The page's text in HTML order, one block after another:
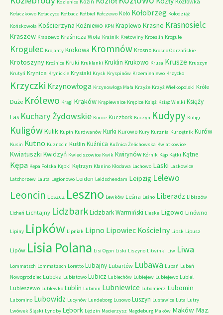
Kozienice
Kołaczkowo Kołaczyce Kołbacz Kołbiel Kołczewo Koło Kołobrzeg Kołodziąż
Końskowola Kościerzyna Koźniewo KPN Kraplewo Krasne Krasnosielc
Kraszew Kraszewo Kraśnicza Wola Kraśnik Kretowiny Kroeslin Krogule
Krogulec Krojanty Krokowa Kromnów Krosno Krosno Odrzańskie
Krotoszyny Krośnice Kruki Kruklanki Kruklin Krukowo Krusa Krusze Kruszyn
Krutyń Krynica Krynickie Krysiaki Krysk Kryspinów Krzemieniewo Krzycko
Krzyczki Krzynowłoga Krzynowłoga Mała Krzyże Krzyż Wielkopolski Króle
Duże Królewo Krągi Krąków Krąpiewnice Krępice Książ Książ Wielki Księży
Las Kuchary Żydowskie Kucice Kuczbork Kuczyn Kudypy Kuligi
KuligówKulik Kupin Kurdwanów Kurki Kurowo Kury Kurznia Kurzętnik Kurów
Kusin Kutno Kuznocin Kuślin Kuźnica Kuźnica Żelichowska Kwiatkowice
Kwiatuszki Kwidzyń Kwieciszowice Kwik Kwirynów Kórnik Kąp Kątki Kątne
Kępa Kępa Polska Kępki Kętrzyn Kłanino Kłodawa Lachowo Laski Laskowice
Latchorzew Lauta Legionowo Leiden Leidschendam Leipzig Lelewo
Leoncin Leszcz Leszno Lewków Leśna Leśno Liberadz Libiszów
Licheń Lichtajny LidzbarkLidzbark Warmiński Lieske Ligowo Linówno
Lipiny Lipków Lipniak Lipno Lipowiec Kościelny Lipsk Lipusz
Lipów Lisia Polana Lisi Ogon Liski Liszyno Litwinki Liw Liwa
Lommatsch Lommatzsch Loretto Lubajny Lubartów Lubawa Lubań Lubań
Nowogrodziec Lubeka Lubiatowo Lubicz Lubiechów Lubiejew Lubiejewo Lubiel
Lubieszewo Lublewko Lublin Lubmin Lubniewice Lubomierz Lubomin
Lubomino Lubowidz Lucynów Lundeborg Lusowo Luszyn Lusławice Luta Lutry
Lwówek Śląski Lyndby Lębork Lędzin Macierzysz Magdeburg Maków Maków Maz.